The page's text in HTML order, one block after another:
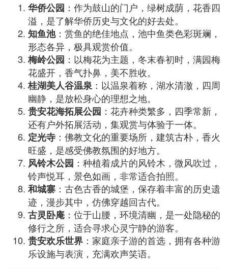
华侨公园 ：作为鼓山的门户，绿树成荫，花香四
溢，是了解华侨历史与文化的好去处。
知鱼池：赏鱼的绝佳地点，池中鱼类色彩斑斓，
形态各异，极具观赏价值。
梅岭公园 ：以梅花为主题，冬末春初时，满园梅
花盛开，香气扑鼻，美不胜收。
桂湖美人谷温泉 ：以温泉着称，湖水清澈，四周
幽静，是放松身心的理想之地。
贵安花海拓展公园 ：花卉种类繁多，四季常新，
还有户外拓展活动，集观赏与体验于一体。
定光寺 ：佛教文化的重要场所，建筑古朴，香火
旺盛，是感受佛教氛围的好地方。
风铃木公园 ：种植着成片的风铃木，微风吹过，
铃声悦耳，景色如画，非常适合拍照。
和城寨 ：古色古香的城堡，保存着丰富的历史遗
迹，漫步其中，仿佛穿越回古代。
古灵卧庵 ：位于山腰，环境清幽，是一处隐秘的
修行之所，适合寻求心灵宁静的游客。
贵安欢乐世界 ：家庭亲子游的首选，拥有各种游
乐设施与表演，充满欢声笑语。